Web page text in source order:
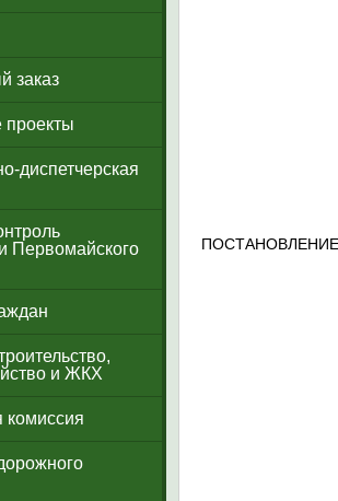
заказ
диспетчерская
Первомайского
и ЖКХ
комиссия